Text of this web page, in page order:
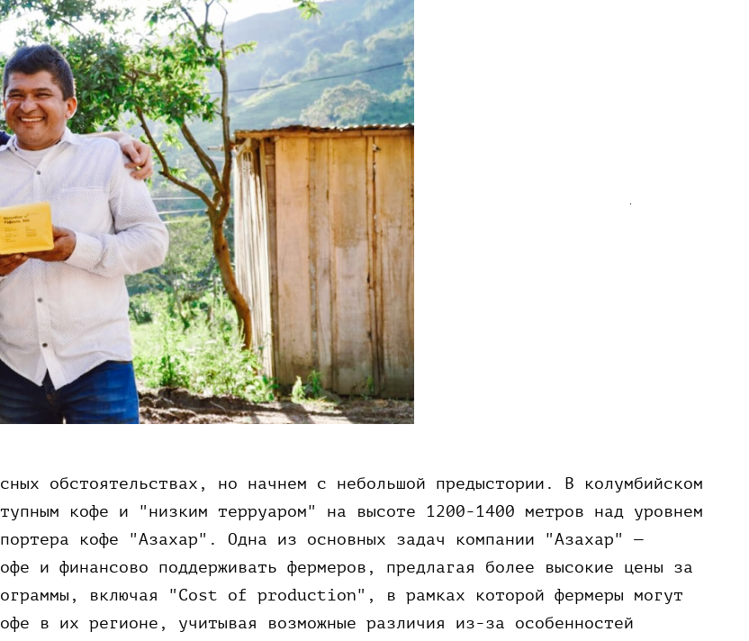
обстоятельствах, но начнем с небольшой предыстории. В колумбийском
кофе и "низким терруаром" на высоте 1200-1400 метров над уровнем
кофе "Азахар". Одна из основных задач компании "Азахар" —
и финансово поддерживать фермеров, предлагая более высокие цены за
включая "Cost of production", в рамках которой фермеры могут
в их регионе, учитывая возможные различия из-за особенностей